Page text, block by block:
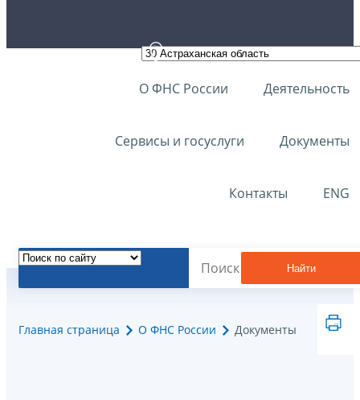
О ФНС России Деятельность
Сервисы и госуслуги Документы
Контакты ENG
Найти
Главная страница О ФНС России Документы